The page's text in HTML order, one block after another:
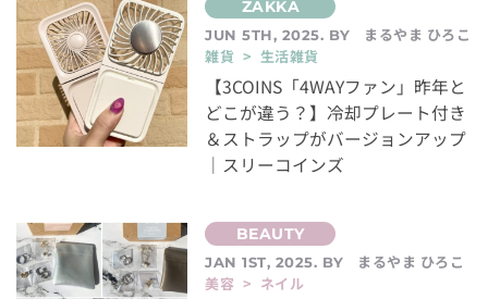
JUN 5TH, 2025. BY
まるやま ひろこ
雑貨 > 生活雑貨
【3COINS「4WAYファン」昨年と
どこが違う？】冷却プレート付き
＆ストラップがバージョンアップ
｜スリーコインズ
JAN 1ST, 2025. BY
まるやま ひろこ
美容 > ネイル